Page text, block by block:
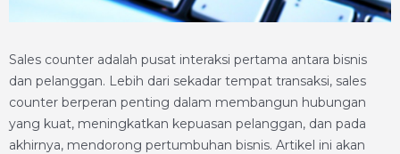
Sales counter adalah pusat interaksi pertama antara bisnis
dan pelanggan. Lebih dari sekadar tempat transaksi, sales
counter berperan penting dalam membangun hubungan
yang kuat, meningkatkan kepuasan pelanggan, dan pada
akhirnya, mendorong pertumbuhan bisnis. Artikel ini akan